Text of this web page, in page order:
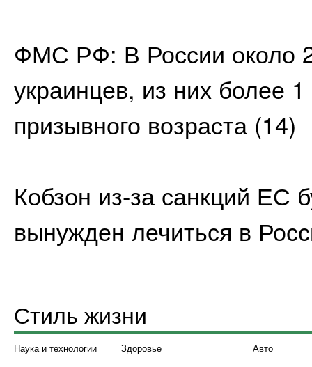
ФМС РФ: В России около
украинцев, из них более
призывного возраста (14)
Кобзон из-за санкций ЕС
вынужден лечиться в
Стиль жизни
Наука и технологии
Здоровье
Авто